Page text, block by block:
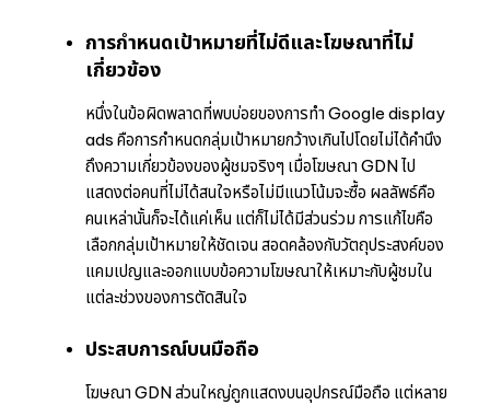
การกำหนดเป้าหมายที่ไม่ดีและโฆษณาที่ไม่
เกี่ยวข้อง
หนึ่งในข้อผิดพลาดที่พบบ่อยของการทำ Google display
ads คือการกำหนดกลุ่มเป้าหมายกว้างเกินไปโดยไม่ได้คำนึง
ถึงความเกี่ยวข้องของผู้ชมจริงๆ เมื่อโฆษณา GDN ไป
แสดงต่อคนที่ไม่ได้สนใจหรือไม่มีแนวโน้มจะซื้อ ผลลัพธ์คือ
คนเหล่านั้นก็จะได้แค่เห็น แต่ก็ไม่ได้มีส่วนร่วม การแก้ไขคือ
เลือกกลุ่มเป้าหมายให้ชัดเจน สอดคล้องกับวัตถุประสงค์ของ
แคมเปญและออกแบบข้อความโฆษณาให้เหมาะกับผู้ชมใน
แต่ละช่วงของการตัดสินใจ
ประสบการณ์บนมือถือ
โฆษณา GDN ส่วนใหญ่ถูกแสดงบนอุปกรณ์มือถือ แต่หลาย